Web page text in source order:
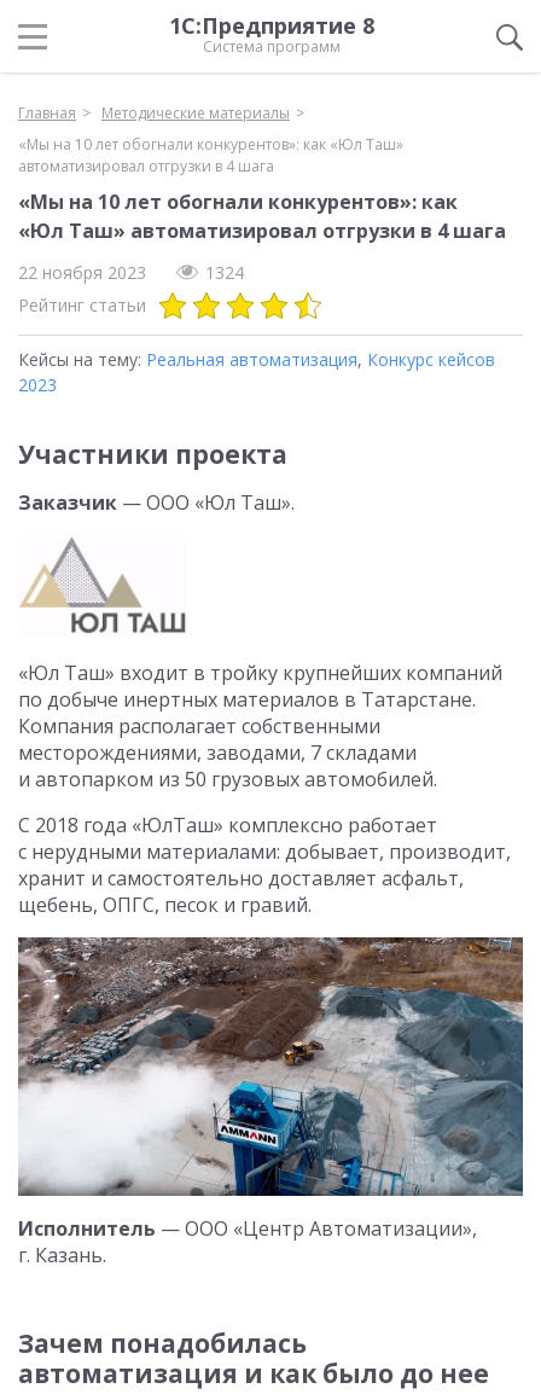
1С:Предприятие 8
Система программ
Главная
Методические материалы
«Мы на 10 лет обогнали конкурентов»: как «Юл Таш»
автоматизировал отгрузки в 4 шага
«Мы на 10 лет обогнали конкурентов»: как
«Юл Таш» автоматизировал отгрузки в 4 шага
22 ноября 2023
1324
Рейтинг статьи
Кейсы на тему: Реальная автоматизация, Конкурс кейсов
2023
Участники проекта
Заказчик — ООО «Юл Таш».
«Юл Таш» входит в тройку крупнейших компаний
по добыче инертных материалов в Татарстане.
Компания располагает собственными
месторождениями, заводами, 7 складами
и автопарком из 50 грузовых автомобилей.
С 2018 года «ЮлТаш» комплексно работает
с нерудными материалами: добывает, производит,
хранит и самостоятельно доставляет асфальт,
щебень, ОПГС, песок и гравий.
Исполнитель — ООО «Центр Автоматизации»,
г. Казань.
Зачем понадобилась
автоматизация и как было до нее